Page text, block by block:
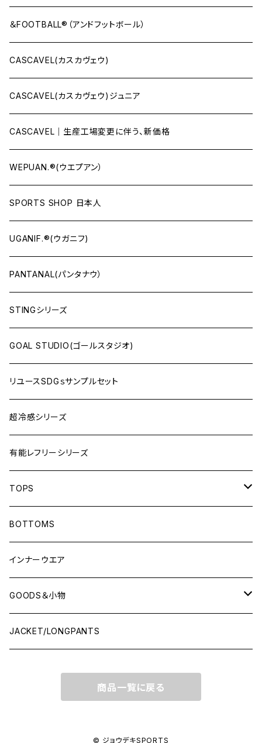
＆FOOTBALL®（アンドフットボール）
CASCAVEL(カスカヴェウ)
CASCAVEL(カスカヴェウ)ジュニア
CASCAVEL｜生産工場変更に伴う、新価格
WEPUAN.®(ウエプアン）
SPORTS SHOP 日本人
UGANIF.®(ウガニフ)
PANTANAL(パンタナウ）
STINGシリーズ
GOAL STUDIO(ゴールスタジオ)
リユースSDGｓサンプルセット
超冷感シリーズ
有能レフリーシリーズ
TOPS
LONG-SLEEVEプラシャツ
SHORT-SLEEVEプラシャツ
NO-SLEEVE
Tシャツ(オフコート)
BOTTOMS
インナーウエア
GOODS＆小物
シューズ袋
JACKET/LONGPANTS
商品一覧に戻る
© ジョウデキSPORTS